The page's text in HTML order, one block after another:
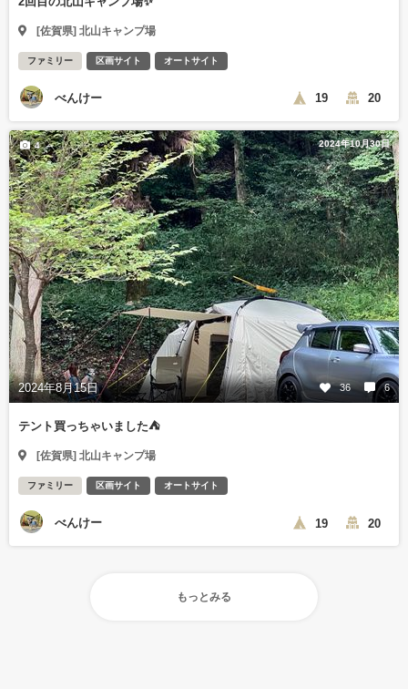
[佐賀県] 北山キャンプ場
ファミリー 区画サイト オートサイト
べんけー 19 20
2024年10月30日
2024年8月15日 36 6
4
テント買っちゃいました⛺️
[佐賀県] 北山キャンプ場
ファミリー 区画サイト オートサイト
べんけー 19 20
もっとみる